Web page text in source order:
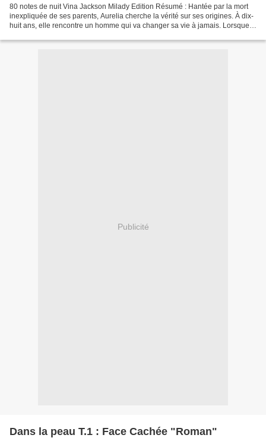
80 notes de nuit Vina Jackson Milady Edition Résumé : Hantée par la mort
inexpliquée de ses parents, Aurelia cherche la vérité sur ses origines. À dix-
huit ans, elle rencontre un homme qui va changer sa vie à jamais. Lorsque
Publicité
Dans la peau T.1 : Face Cachée "Roman"